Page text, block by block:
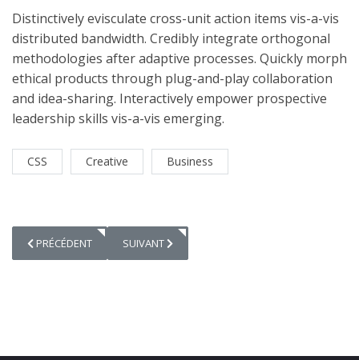
Distinctively evisculate cross-unit action items vis-a-vis
distributed bandwidth. Credibly integrate orthogonal
methodologies after adaptive processes. Quickly morph
ethical products through plug-and-play collaboration
and idea-sharing. Interactively empower prospective
leadership skills vis-a-vis emerging.
CSS Creative Business
ARTICLE PRÉCÉDENT : ANALYZING BUSINESS RESULTS
PRÉCÉDENT ARTICLE SUIVANT : HOW TO LEARN WHAT TO READ
SUIVANT